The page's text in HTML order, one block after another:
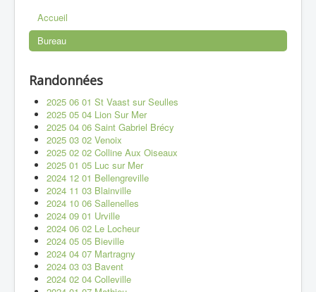
Accueil
Bureau
Randonnées
2025 06 01 St Vaast sur Seulles
2025 05 04 Lion Sur Mer
2025 04 06 Saint Gabriel Brécy
2025 03 02 Venoix
2025 02 02 Colline Aux Oiseaux
2025 01 05 Luc sur Mer
2024 12 01 Bellengreville
2024 11 03 Blainville
2024 10 06 Sallenelles
2024 09 01 Urville
2024 06 02 Le Locheur
2024 05 05 Bieville
2024 04 07 Martragny
2024 03 03 Bavent
2024 02 04 Colleville